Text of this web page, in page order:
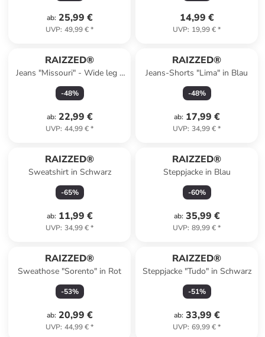
ab: 25,99 €
UVP: 49,99 €*
14,99 €
UVP: 19,99 €*
RAIZZED®
Jeans "Missouri" - Wide leg -
in Blau
-48%
ab: 22,99 €
UVP: 44,99 €*
RAIZZED®
Jeans-Shorts "Lima" in Blau
-48%
ab: 17,99 €
UVP: 34,99 €*
RAIZZED®
Sweatshirt in Schwarz
-65%
ab: 11,99 €
UVP: 34,99 €*
RAIZZED®
Steppjacke in Blau
-60%
ab: 35,99 €
UVP: 89,99 €*
RAIZZED®
Sweathose "Sorento" in Rot
-53%
ab: 20,99 €
UVP: 44,99 €*
RAIZZED®
Steppjacke "Tudo" in Schwarz
-51%
ab: 33,99 €
UVP: 69,99 €*